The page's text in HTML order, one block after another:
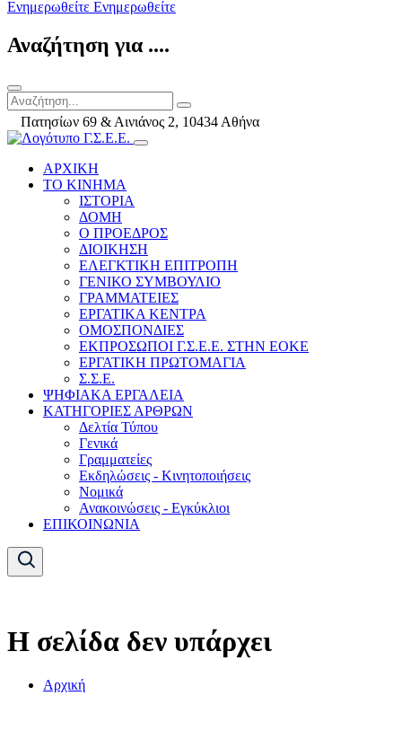
Ενημερωθείτε Ενημερωθείτε
Αναζήτηση για ....
Πατησίων 69 & Αινιάνος 2, 10434 Αθήνα
ΑΡΧΙΚΗ
ΤΟ ΚΙΝΗΜΑ
ΙΣΤΟΡΙΑ
ΔΟΜΗ
Ο ΠΡΟΕΔΡΟΣ
ΔΙΟΙΚΗΣΗ
ΕΛΕΓΚΤΙΚΗ ΕΠΙΤΡΟΠΗ
ΓΕΝΙΚΟ ΣΥΜΒΟΥΛΙΟ
ΓΡΑΜΜΑΤΕΙΕΣ
ΕΡΓΑΤΙΚΑ ΚΕΝΤΡΑ
ΟΜΟΣΠΟΝΔΙΕΣ
ΕΚΠΡΟΣΩΠΟΙ Γ.Σ.Ε.Ε. ΣΤΗΝ ΕΟΚΕ
ΕΡΓΑΤΙΚΗ ΠΡΩΤΟΜΑΓΙΑ
Σ.Σ.Ε.
ΨΗΦΙΑΚΑ ΕΡΓΑΛΕΙΑ
ΚΑΤΗΓΟΡΙΕΣ ΑΡΘΡΩΝ
Δελτία Τύπου
Γενικά
Γραμματείες
Εκδηλώσεις - Κινητοποιήσεις
Νομικά
Ανακοινώσεις - Εγκύκλιοι
ΕΠΙΚΟΙΝΩΝΙΑ
Η σελίδα δεν υπάρχει
Αρχική